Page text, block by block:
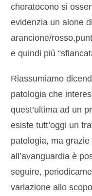
cheratocono si
evidenzia un alone
arancione/
e quindi più
Riassumiamo
patologia che
quest’ultima ad un
esiste tutt’oggi un
patologia, ma
all’avanguardia è
seguire,
variazione allo